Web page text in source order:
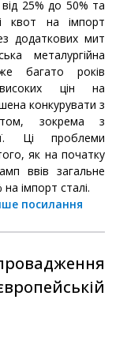
25% до 50% та
квот на імпорт
додаткових мит
металургійна
багато років
цін на
конкурувати з
зокрема з
Ці проблеми
як на початку
ввів загальне
імпорт сталі.
посилання